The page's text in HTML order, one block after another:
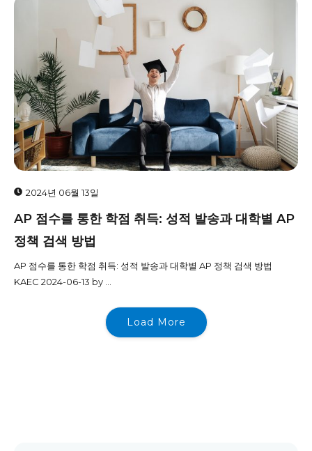
2024년 06월 13일
AP 점수를 통한 학점 취득: 성적 발송과 대학별 AP
정책 검색 방법
AP 점수를 통한 학점 취득: 성적 발송과 대학별 AP 정책 검색 방법
KAEC 2024-06-13 by ...
Load More